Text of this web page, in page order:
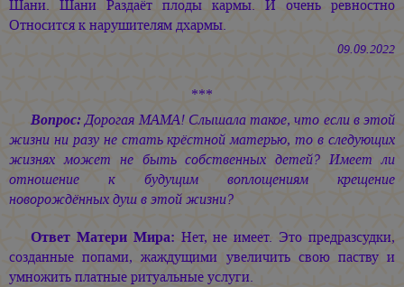
Шани. Шани Раздаёт плоды кармы. И очень ревностно
Относится к нарушителям дхармы.
09.09.2022
***
Вопрос:Дорогая МАМА! Слышала такое, что если в этой
жизни ни разу не стать крёстной матерью, то в следующих
жизнях может не быть собственных детей? Имеет ли
отношение к будущим воплощениям крещение
новорождённых душ в этой жизни?
Ответ Матери Мира: Нет, не имеет. Это предразсудки,
созданные попами, жаждущими увеличить свою паству и
умножить платные ритуальные услуги.